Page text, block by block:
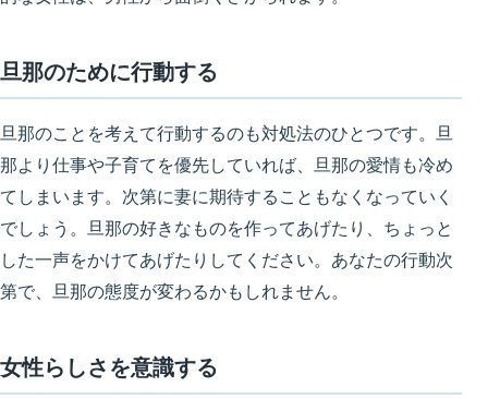
旦那のために行動する
旦那のことを考えて行動するのも対処法のひとつです。旦
那より仕事や子育てを優先していれば、旦那の愛情も冷め
てしまいます。次第に妻に期待することもなくなっていく
でしょう。旦那の好きなものを作ってあげたり、ちょっと
した一声をかけてあげたりしてください。 あなたの行動次
第で、旦那の態度が変わるかもしれません。
女性らしさを意識する